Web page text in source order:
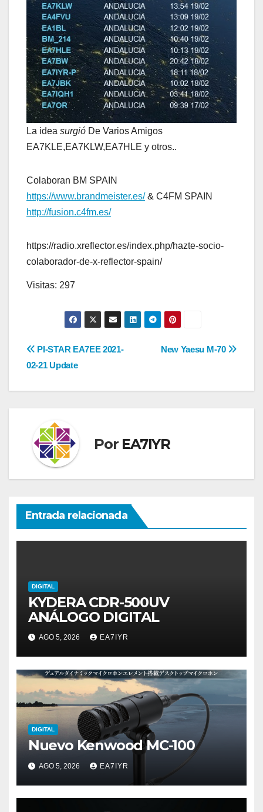
La idea surgió De Varios Amigos
EA7KLE,EA7KLW,EA7HLE y otros..
Colaboran BM SPAIN
https://www.brandmeister.es/& C4FM SPAIN
http://fusion.c4fm.es/
https://radio.xreflector.es/index.php/hazte-socio-
colaborador-de-x-reflector-spain/
Visitas: 297
Navegación
New Yaesu M-70
PI-STAR EA7EE 2021-
02-21 Update
Por EA7IYR
Entrada relacionada
DIGITAL
KYDERA CDR-500UV
ANÁLOGO DIGITAL
AGO 5, 2026 EA7IYR
DIGITAL
Nuevo Kenwood MC-100
AGO 5, 2026 EA7IYR